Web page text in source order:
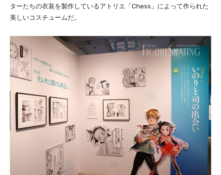
ターたちの衣装を製作しているアトリエ「Chess」によって作られた
美しいコスチュームだ。